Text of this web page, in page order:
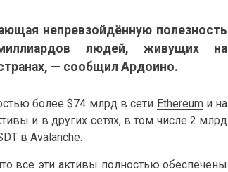
непревзойдённую полезность
людей, живущих на
— сообщил Ардоино.
более $74 млрд в сети Ethereumи на
и в других сетях, в том числе 2 млрд
в Avalanche.
все эти активы полностью обеспечены